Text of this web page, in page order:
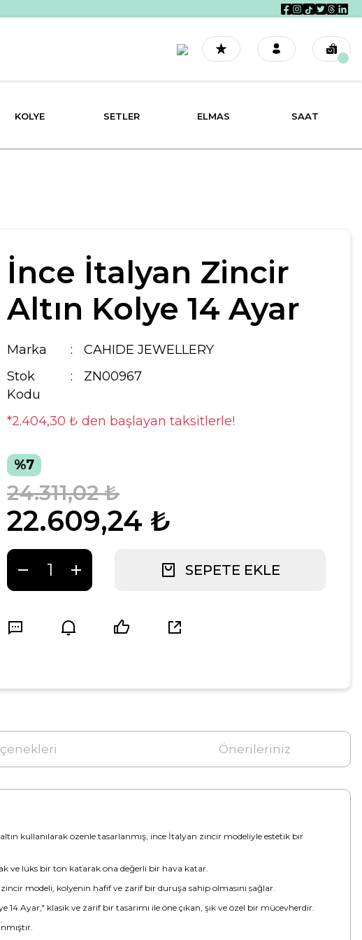
KOLYE SETLER ELMAS SAAT
İnce İtalyan Zincir
Altın Kolye 14 Ayar
Marka
CAHIDE JEWELLERY
Stok
Kodu
ZN00967
*2.404,30 ₺ den başlayan taksitlerle!
%7
22.609,24 ₺
24.311,02 ₺
SEPETE EKLE
Önerileriniz
kullanılarak özenle tasarlanmış, ince İtalyan zincir modeliyle estetik bir
ve lüks bir ton katarak ona değerli bir hava katar.
modeli, kolyenin hafif ve zarif bir duruşa sahip olmasını sağlar.
Ayar," klasik ve zarif bir tasarımı ile öne çıkan, şık ve özel bir mücevherdir.